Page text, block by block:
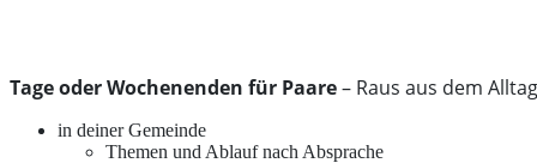
Tage oder Wochenenden für Paare– Raus aus dem
in deiner Gemeinde
Themen und Ablauf nach Absprache